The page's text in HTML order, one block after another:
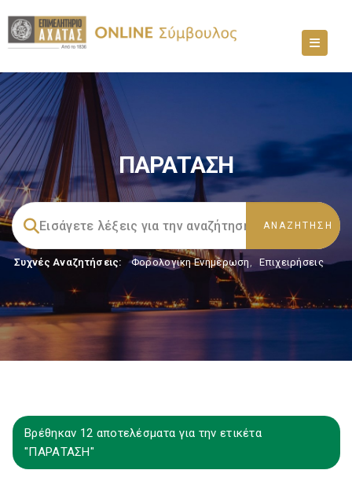
ΠΑΡΑΤΑΣΗ
Συχνές Αναζητήσεις: Φορολογικη Ενημέρωση , Επιχειρήσεις
Βρέθηκαν 12 αποτελέσματα για την ετικέτα
"ΠΑΡΑΤΑΣΗ"